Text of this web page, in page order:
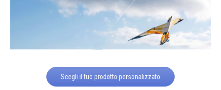
Scegli il tuo prodotto personalizzato